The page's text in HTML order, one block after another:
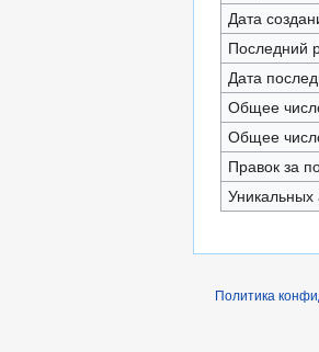
Дата
Последний
Дата
Общее
Общее
Правок за
Уникальных
Политика